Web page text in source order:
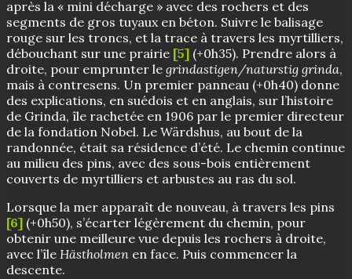
après la « mini décharge » avec des rochers et des
segments de gros tuyaux en béton. Suivre le balisage
rouge sur les troncs, et la trace à travers les myrtilliers,
débouchant sur une prairie [5] (+0h35). Prendre alors à
droite, pour emprunter le grindastigen/naturstig grinda,
mais à contresens. Un premier panneau (+0h40) donne
des explications, en suédois et en anglais, sur l’histoire
de Grinda, île rachetée en 1906 par le premier directeur
de la fondation Nobel. Le Wärdshus, au bout de la
randonnée, était sa résidence d’été. Le chemin continue
au milieu des pins, avec des sous-bois entièrement
couverts de myrtilliers et arbustes au ras du sol.
Lorsque la mer apparaît de nouveau, à travers les pins
[6] (+0h50), s’écarter légèrement du chemin, pour
obtenir une meilleure vue depuis les rochers à droite,
avec l’île Hästholmen en face. Puis commencer la
descente.